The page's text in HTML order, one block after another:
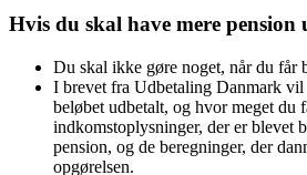
Hvis du skal have mere pension
Du skal ikke gøre noget, når du får
I brevet fra Udbetaling Danmark vil
beløbet udbetalt, og hvor meget du
indkomstoplysninger, der er blevet
pension, og de beregninger, der
opgørelsen.